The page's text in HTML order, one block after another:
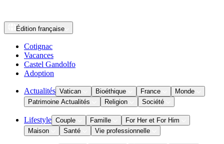
Édition française
Cotignac
Vacances
Castel Gandolfo
Adoption
Actualités Vatican Bioéthique France
Monde
Patrimoine Actualités
Religion Société
Lifestyle Couple Famille
For Her et For Him
Maison
Santé Vie professionnelle